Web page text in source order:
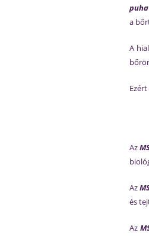
puha
a
A
Az
Az
és
Az